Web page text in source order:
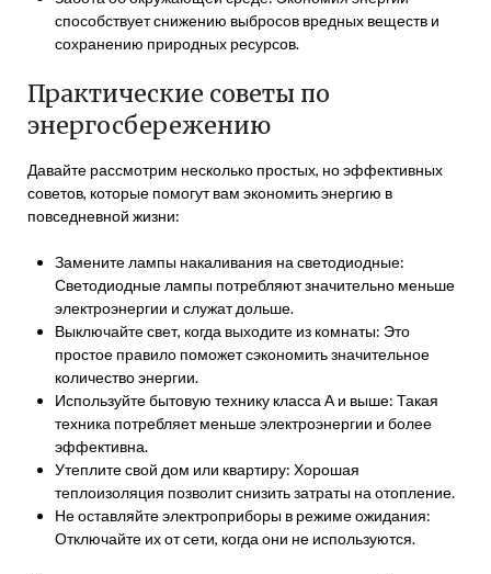
способствует снижению выбросов вредных веществ и
сохранению природных ресурсов.
Практические советы по
энергосбережению
Давайте рассмотрим несколько простых, но эффективных
советов, которые помогут вам экономить энергию в
повседневной жизни:
Замените лампы накаливания на светодиодные:
Светодиодные лампы потребляют значительно меньше
электроэнергии и служат дольше.
Выключайте свет, когда выходите из комнаты: Это
простое правило поможет сэкономить значительное
количество энергии.
Используйте бытовую технику класса А и выше: Такая
техника потребляет меньше электроэнергии и более
эффективна.
Утеплите свой дом или квартиру: Хорошая
теплоизоляция позволит снизить затраты на отопление.
Не оставляйте электроприборы в режиме ожидания:
Отключайте их от сети, когда они не используются.